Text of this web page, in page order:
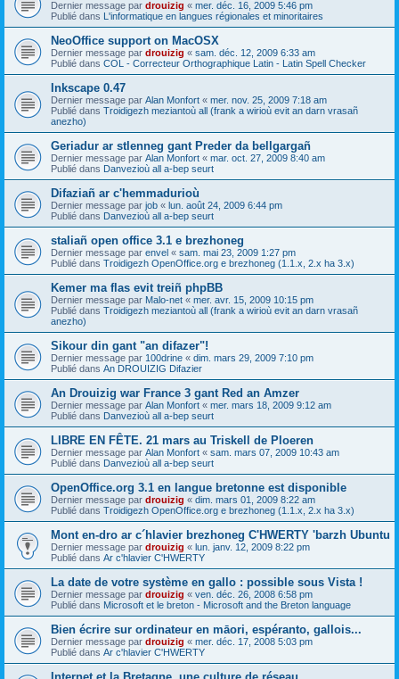
Dernier message par drouizig « mer. déc. 16, 2009 5:46 pm
Publié dans L'informatique en langues régionales et minoritaires
NeoOffice support on MacOSX
Dernier message par drouizig « sam. déc. 12, 2009 6:33 am
Publié dans COL - Correcteur Orthographique Latin - Latin Spell Checker
Inkscape 0.47
Dernier message par Alan Monfort « mer. nov. 25, 2009 7:18 am
Publié dans Troidigezh meziantoù all (frank a wirioù evit an darn vrasañ
anezho)
Geriadur ar stlenneg gant Preder da bellgargañ
Dernier message par Alan Monfort « mar. oct. 27, 2009 8:40 am
Publié dans Danvezioù all a-bep seurt
Difaziañ ar c'hemmadurioù
Dernier message par job « lun. août 24, 2009 6:44 pm
Publié dans Danvezioù all a-bep seurt
staliañ open office 3.1 e brezhoneg
Dernier message par envel « sam. mai 23, 2009 1:27 pm
Publié dans Troidigezh OpenOffice.org e brezhoneg (1.1.x, 2.x ha 3.x)
Kemer ma flas evit treiñ phpBB
Dernier message par Malo-net « mer. avr. 15, 2009 10:15 pm
Publié dans Troidigezh meziantoù all (frank a wirioù evit an darn vrasañ
anezho)
Sikour din gant "an difazer"!
Dernier message par 100drine « dim. mars 29, 2009 7:10 pm
Publié dans An DROUIZIG Difazier
An Drouizig war France 3 gant Red an Amzer
Dernier message par Alan Monfort « mer. mars 18, 2009 9:12 am
Publié dans Danvezioù all a-bep seurt
LIBRE EN FÊTE. 21 mars au Triskell de Ploeren
Dernier message par Alan Monfort « sam. mars 07, 2009 10:43 am
Publié dans Danvezioù all a-bep seurt
OpenOffice.org 3.1 en langue bretonne est disponible
Dernier message par drouizig « dim. mars 01, 2009 8:22 am
Publié dans Troidigezh OpenOffice.org e brezhoneg (1.1.x, 2.x ha 3.x)
Mont en-dro ar c´hlavier brezhoneg C'HWERTY 'barzh Ubuntu
Dernier message par drouizig « lun. janv. 12, 2009 8:22 pm
Publié dans Ar c'hlavier C'HWERTY
La date de votre système en gallo : possible sous Vista !
Dernier message par drouizig « ven. déc. 26, 2008 6:58 pm
Publié dans Microsoft et le breton - Microsoft and the Breton language
Bien écrire sur ordinateur en māori, espéranto, gallois...
Dernier message par drouizig « mer. déc. 17, 2008 5:03 pm
Publié dans Ar c'hlavier C'HWERTY
Internet et la Bretagne, une culture de réseau